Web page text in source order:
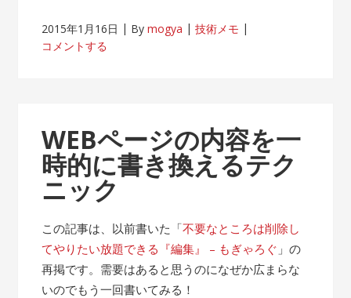
2015年1月16日 Bymogya
技術メモ
コメントする
WEBページの内容を一
時的に書き換えるテク
ニック
この記事は、以前書いた「不要なところは削除し
てやりたい放題できる『編集』 – もぎゃろぐ 」の
再掲です。需要はあると思うのになぜか広まらな
いのでもう一回書いてみる！